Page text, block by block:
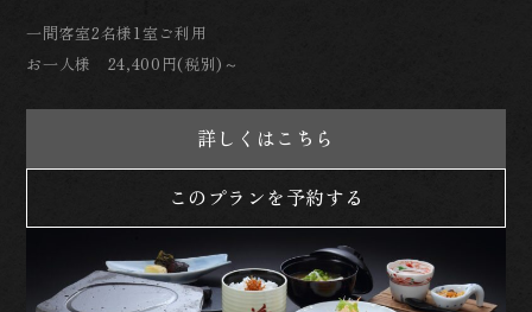
一間客室2名様1室ご利用
お一人様 24,400円(税別)～
詳しくはこちら
このプランを予約する